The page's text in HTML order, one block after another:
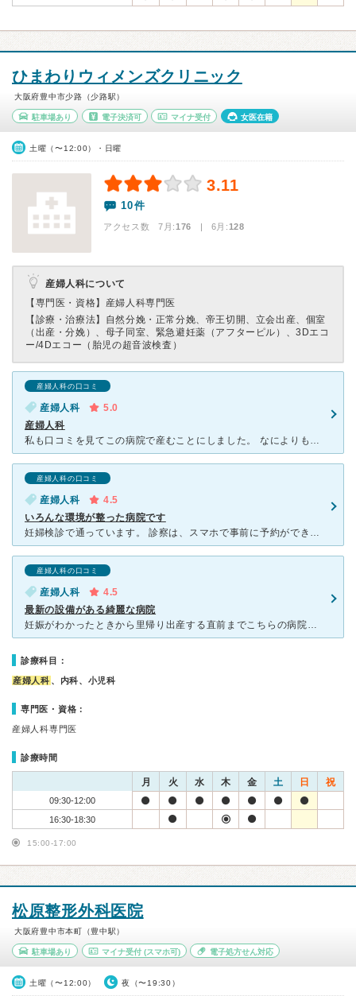
ひまわりウィメンズクリニック
大阪府豊中市少路（少路駅）
駐車場あり 電子決済可 マイナ受付 女医在籍
土曜（〜12:00）・日曜
3.11
10件
アクセス数 7月:176 | 6月:128
産婦人科について
【専門医・資格】 産婦人科専門医
【診療・治療法】 自然分娩・正常分娩、帝王切開、立会出産、個室
（出産・分娩）、母子同室、緊急避妊薬（アフターピル）、3Dエコ
ー/4Dエコー（胎児の超音波検査）
産婦人科の口コミ
産婦人科
5.0
産婦人科
私も口コミを見てこの病院で産むことにしました。 なによりも魅力は産後の食事です。ボリュームがあり、どれも美味しいです！ただ、人によっては多すぎて残していたり、味が濃いと言ってらっしゃる方もいたりしま
産婦人科の口コミ
産婦人科
4.5
いろんな環境が整った病院です
妊婦検診で通っています。 診察は、スマホで事前に予約ができるので簡単だし、待ち時間も少なくてほんとに助かります。 同じ建物の1階にオーガニックカフェがあって、前から気になってたので試しに行
産婦人科の口コミ
産婦人科
4.5
最新の設備がある綺麗な病院
妊娠がわかったときから里帰り出産する直前までこちらの病院でお世話になりました。 こちらの病院は建物が新しくとてもきれいで、子どもと行けるようなちょっとしたカフェまで併設されていました。また最新の設備
診療科目：
産婦人科 、内科、小児科
専門医・資格：
産婦人科専門医
診療時間
月 火 水 木 金 土 日 祝
09:30-12:00
16:30-18:30
15:00-17:00
松原整形外科医院
大阪府豊中市本町（豊中駅）
駐車場あり マイナ受付(スマホ可) 電子処方せん対応
土曜（〜12:00） 夜（〜19:30）